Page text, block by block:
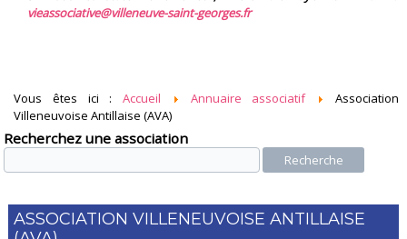
vieassociative@villeneuve-saint-georges.fr
Vous êtes ici :Accueil Annuaire associatif
Association
Villeneuvoise Antillaise (AVA)
Recherchez une association
Recherche
ASSOCIATION VILLENEUVOISE ANTILLAISE